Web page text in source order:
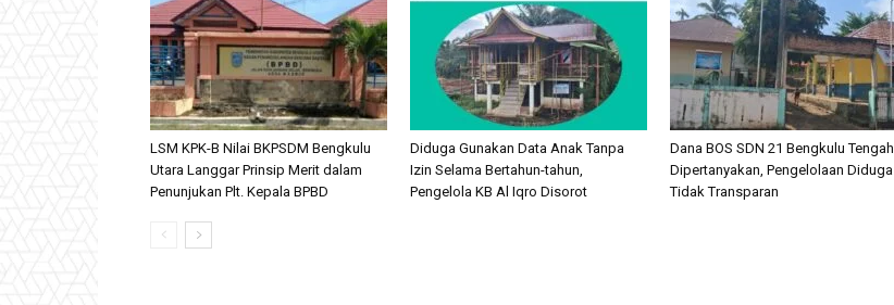
LSM KPK-B Nilai BKPSDM Bengkulu
Utara Langgar Prinsip Merit dalam
Penunjukan Plt. Kepala BPBD
Diduga Gunakan Data Anak Tanpa
Izin Selama Bertahun-tahun,
Pengelola KB Al Iqro Disorot
Dana BOS SDN 21 Bengkulu Tengah
Dipertanyakan, Pengelolaan Diduga
Tidak Transparan